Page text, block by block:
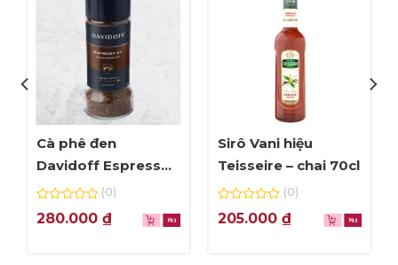
Cà phê đen
Davidoff Espresso
57 – lọ 100g
0
out
5
(0)
280.000 ₫
Sirô Vani hiệu
Teisseire – chai 70cl
0
out
5
(0)
205.000 ₫